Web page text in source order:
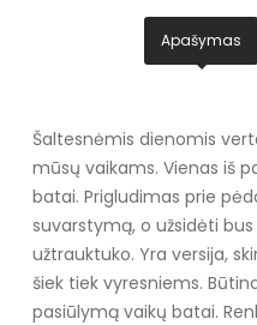
Apašymas
Šaltesnėmis dienomis
mūsų vaikams. Vienas iš
batai. Prigludimas prie
suvarstymą, o užsidėti
užtrauktuko. Yra versija,
šiek tiek vyresniems.
pasiūlymą vaikų batai.